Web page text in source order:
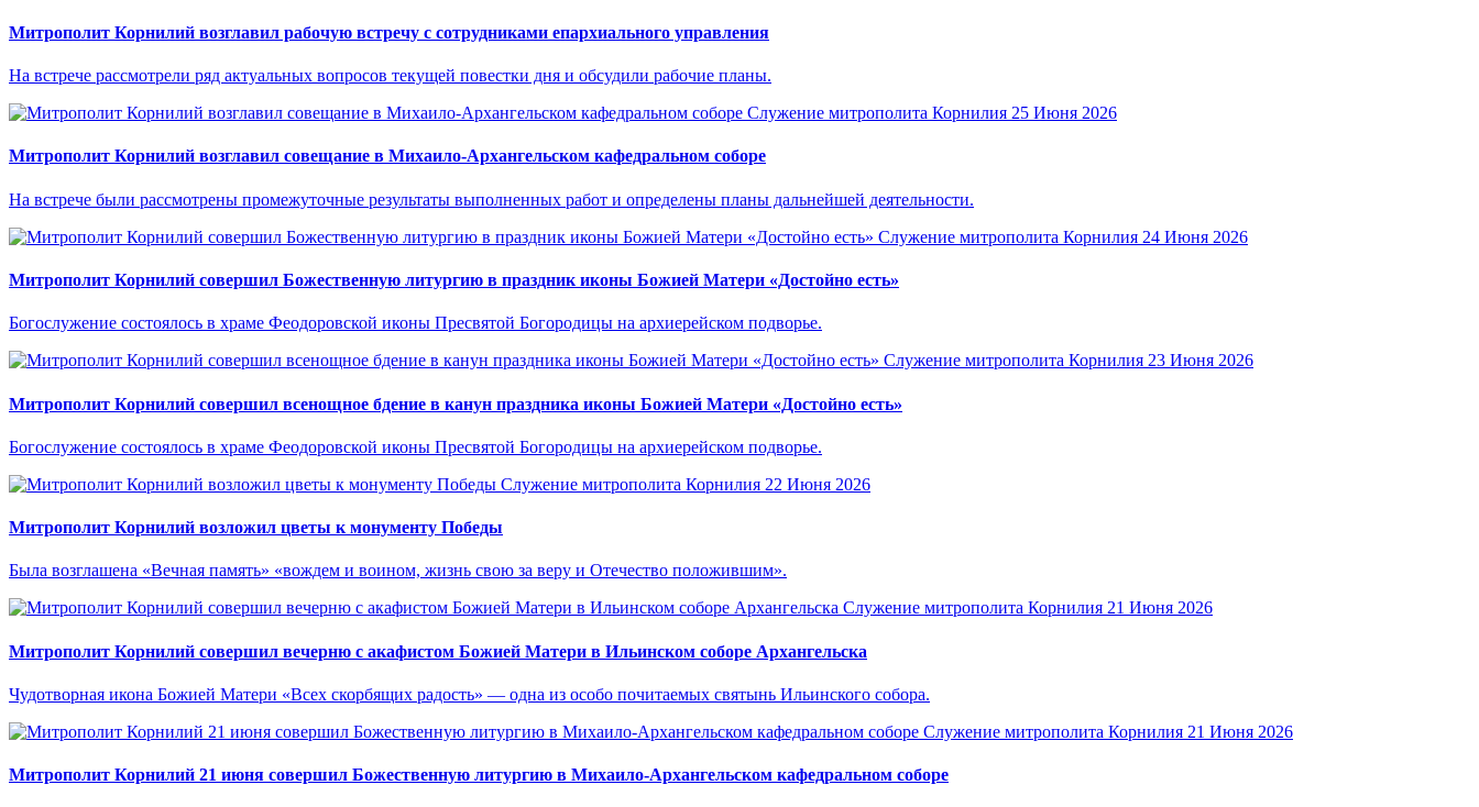
Митрополит Корнилий возглавил рабочую встречу с сотрудниками епархиального управления
На встрече рассмотрели ряд актуальных вопросов текущей повестки дня и обсудили рабочие планы.
Служение митрополита Корнилия 25 Июня 2026
Митрополит Корнилий возглавил совещание в Михаило-Архангельском кафедральном соборе
На встрече были рассмотрены промежуточные результаты выполненных работ и определены планы дальнейшей деятельности.
Служение митрополита Корнилия 24 Июня 2026
Митрополит Корнилий совершил Божественную литургию в праздник иконы Божией Матери «Достойно есть»
Богослужение состоялось в храме Феодоровской иконы Пресвятой Богородицы на архиерейском подворье.
Служение митрополита Корнилия 23 Июня 2026
Митрополит Корнилий совершил всенощное бдение в канун праздника иконы Божией Матери «Достойно есть»
Богослужение состоялось в храме Феодоровской иконы Пресвятой Богородицы на архиерейском подворье.
Служение митрополита Корнилия 22 Июня 2026
Митрополит Корнилий возложил цветы к монументу Победы
Была возглашена «Вечная память» «вождем и воином, жизнь свою за веру и Отечество положившим».
Служение митрополита Корнилия 21 Июня 2026
Митрополит Корнилий совершил вечерню с акафистом Божией Матери в Ильинском соборе Архангельска
Чудотворная икона Божией Матери «Всех скорбящих радость» — одна из особо почитаемых святынь Ильинского собора.
Служение митрополита Корнилия 21 Июня 2026
Митрополит Корнилий 21 июня совершил Божественную литургию в Михаило-Архангельском кафедральном соборе